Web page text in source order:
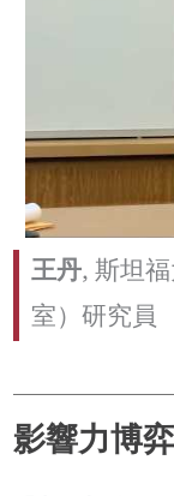
王丹, 斯坦
室）研究員
影響力博